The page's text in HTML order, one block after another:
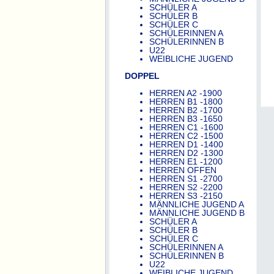
SCHÜLER A
SCHÜLER B
SCHÜLER C
SCHÜLERINNEN A
SCHÜLERINNEN B
U22
WEIBLICHE JUGEND
DOPPEL
HERREN A2 -1900
HERREN B1 -1800
HERREN B2 -1700
HERREN B3 -1650
HERREN C1 -1600
HERREN C2 -1500
HERREN D1 -1400
HERREN D2 -1300
HERREN E1 -1200
HERREN OFFEN
HERREN S1 -2700
HERREN S2 -2200
HERREN S3 -2150
MÄNNLICHE JUGEND A
MÄNNLICHE JUGEND B
SCHÜLER A
SCHÜLER B
SCHÜLER C
SCHÜLERINNEN A
SCHÜLERINNEN B
U22